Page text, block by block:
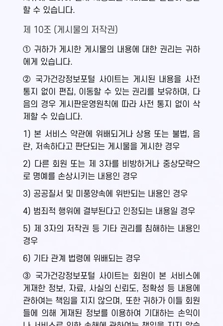
할 수 있습니다.
제 10조 (게시물의 저작권)
① 귀하가 게시한 게시물의 내용에 대한 권리는 귀하
에게 있습니다.
② 국가건강정보포털 사이트는 게시된 내용을 사전
통지 없이 편집, 이동할 수 있는 권리를 보유하며, 다
음의 경우 게시판운영원칙에 따라 사전 통지 없이 삭
제할 수 있습니다.
1) 본 서비스 약관에 위배되거나 상용 또는 불법, 음
란, 저속하다고 판단되는 게시물을 게시한 경우
2) 다른 회원 또는 제 3자를 비방하거나 중상모략으
로 명예를 손상시키는 내용인 경우
3) 공공질서 및 미풍양속에 위반되는 내용인 경우
4) 범죄적 행위에 결부된다고 인정되는 내용일 경우
5) 제 3자의 저작권 등 기타 권리를 침해하는 내용인
경우
6) 기타 관계 법령에 위배되는 경우
③ 국가건강정보포털 사이트는 회원이 본 서비스에
게재한 정보, 자료, 사실의 신뢰도, 정확성 등 내용에
관하여는 책임을 지지 않으며, 또한 귀하가 이들 회원
들에 의해 게재된 정보를 이용하여 기대하는 손익이